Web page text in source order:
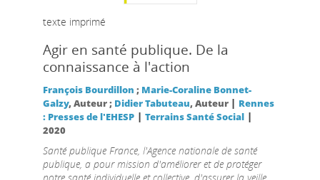
texte imprimé
Agir en santé publique. De la
connaissance à l'action
François Bourdillon ; Marie-Coraline Bonnet-
Galzy, Auteur ; Didier Tabuteau, Auteur | Rennes
: Presses de l'EHESP| Terrains Santé Social|
2020
Santé publique France, l'Agence nationale de santé
publique, a pour mission d'améliorer et de protéger